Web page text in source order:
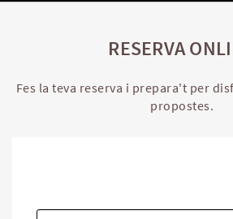
RESERVA
Fes la teva reserva i prepara't per
propostes.